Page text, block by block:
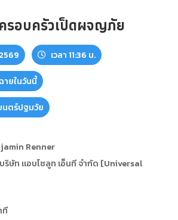
รอบครัวเป็ดผจญภัย
เวลา 11:36 น.
ายในวันนี้
นตร์ปฐมวัย
Renner
บริษัท แอบโซลูท เอ็นที จำกัด [Universal
ที